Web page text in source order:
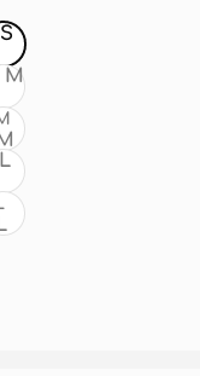
S
M
L